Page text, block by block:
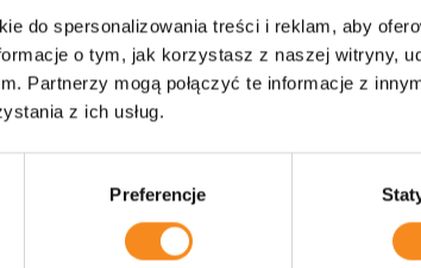
do spersonalizowania treści i reklam, aby
o tym, jak korzystasz z naszej witryny,
Partnerzy mogą połączyć te informacje z
z ich usług.
Preferencje